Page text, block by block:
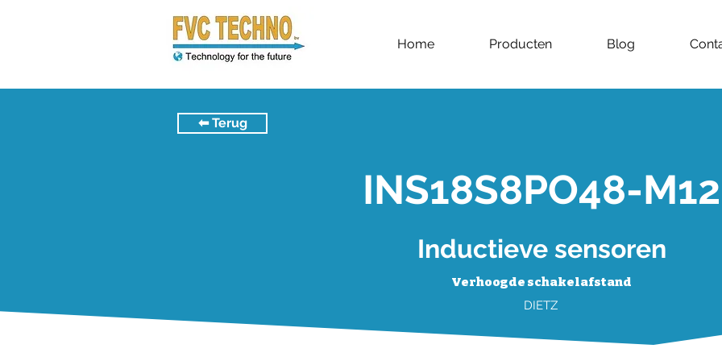
Home Producten Blog
⬅︎ Terug
Inductieve sensoren
Verhoogde schakelafstand
DIETZ
INS18S8PO48-M12